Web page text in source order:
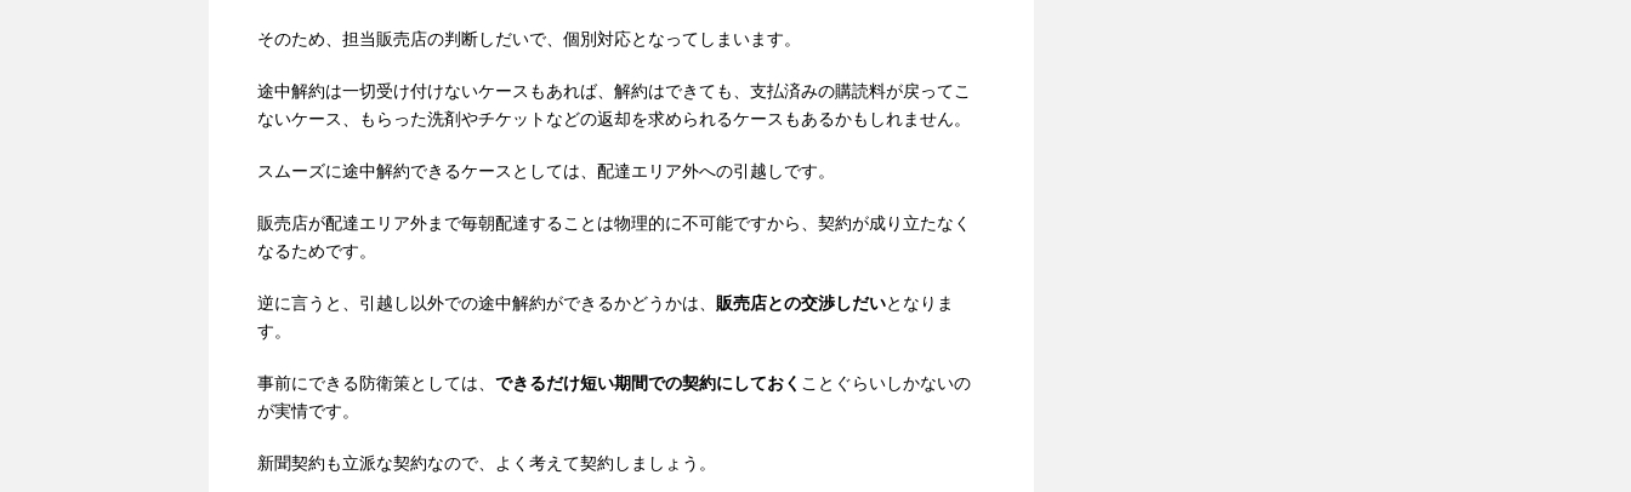
そのため、担当販売店の判断しだいで、個別対応となってしまいます。
途中解約は一切受け付けないケースもあれば、解約はできても、支払済みの購読料が戻ってこ
ないケース、もらった洗剤やチケットなどの返却を求められるケースもあるかもしれません。
スムーズに途中解約できるケースとしては、配達エリア外への引越しです。
販売店が配達エリア外まで毎朝配達することは物理的に不可能ですから、契約が成り立たなく
なるためです。
逆に言うと、引越し以外での途中解約ができるかどうかは、 販売店との交渉しだいとなりま
す。
事前にできる防衛策としては、 できるだけ短い期間での契約にしておく ことぐらいしかないの
が実情です。
新聞契約も立派な契約なので、よく考えて契約しましょう。